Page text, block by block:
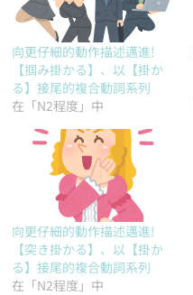
向更仔細的動作描述邁進!
【掴み掛かる】、以【掛か
る】接尾的複合動詞系列
在「N2程度」中
向更仔細的動作描述邁進!
【突き掛かる】、以【掛か
る】接尾的複合動詞系列
在「N2程度」中